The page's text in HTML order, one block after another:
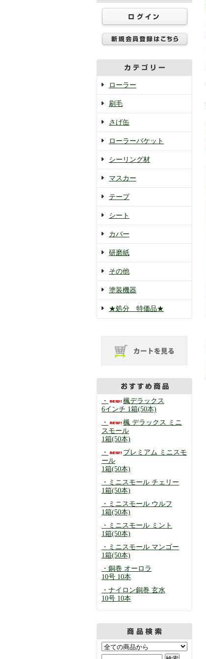
ローラー
刷毛
さげ缶
ローラーバケット
シーリング材
マスカー
テープ
シート
カバー
研磨紙
その他
塗装機器
★処分 特価品★
・
楓デラックス
6インチ 1箱(50本)
・
楓 デラックス ミニ
スモール
1箱(50本)
・
プレミアム ミニスモ
ール
1箱(50本)
・ミニスモール チェリー
1箱(50本)
・ミニスモール ウルフ
1箱(50本)
・ミニスモール ミント
1箱(50本)
・ミニスモール マンゴー
1箱(50本)
・銅巻 オーロラ
10号 10本
・ナイロン銅巻 玄水
10号 10本